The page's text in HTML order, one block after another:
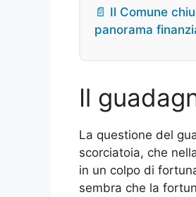
📄 Il Comune
panorama
Il
La questione del
scorciatoia, che
in un colpo di
sembra che la